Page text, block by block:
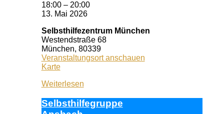
18:00 – 20:00
13. Mai 2026
Selbsthilfezentrum München
Westendstraße 68
München, 80339
Veranstaltungsort anschauen
KarteSelbsthilfezentrum
Weiterlesen
Selbst­hil­fe­grup­pe